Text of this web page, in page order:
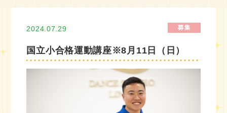
2024.07.29
国立小合格運動講座※8月11日（日）